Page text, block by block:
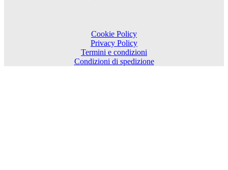
Cookie Policy
Privacy Policy
Termini e condizioni
Condizioni di spedizione